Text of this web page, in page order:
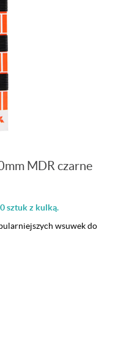
MDR czarne
sztuk z kulką.
wsuwek do